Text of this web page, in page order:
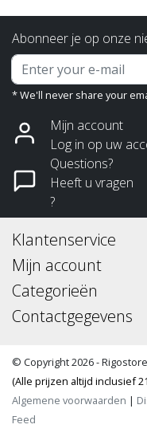
Abonneer je op onze
* We'll never share your
Mijn account
Log in op uw
Questions?
Heeft u vragen
?
Klantenservice
Mijn account
Categorieën
Contactgegevens
© Copyright 2026 -
(Alle prijzen altijd inclusief
Algemene voorwaarden |
Feed